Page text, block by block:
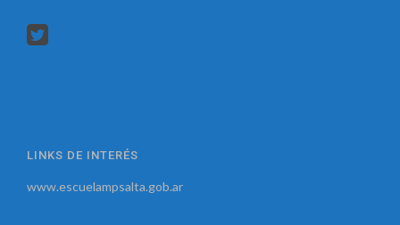
LINKS DE INTERÉS
www.escuelampsalta.gob.ar